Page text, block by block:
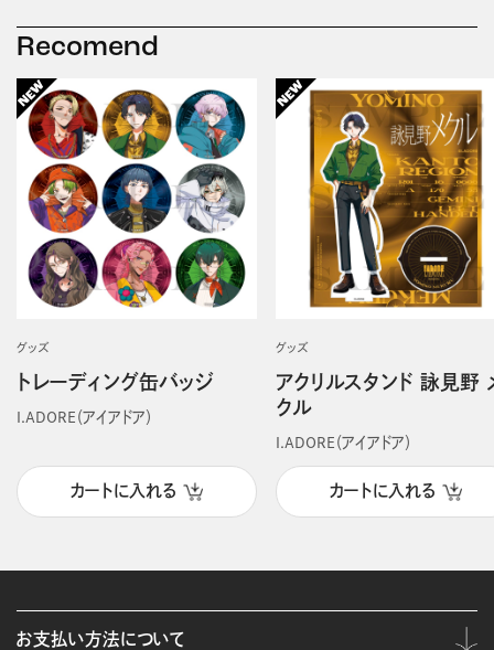
Recomend
グッズ
トレーディング缶バッジ
I.ADORE（アイアドア）
カートに入れる
グッズ
アクリルスタンド 詠見野
クル
I.ADORE（アイアドア）
カートに入れる
お支払い方法について